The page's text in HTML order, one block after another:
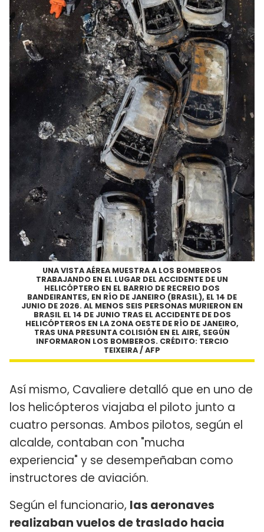
UNA VISTA AÉREA MUESTRA A LOS BOMBEROS
TRABAJANDO EN EL LUGAR DEL ACCIDENTE DE UN
HELICÓPTERO EN EL BARRIO DE RECREIO DOS
BANDEIRANTES, EN RÍO DE JANEIRO (BRASIL), EL 14 DE
JUNIO DE 2026. AL MENOS SEIS PERSONAS MURIERON EN
BRASIL EL 14 DE JUNIO TRAS EL ACCIDENTE DE DOS
HELICÓPTEROS EN LA ZONA OESTE DE RÍO DE JANEIRO,
TRAS UNA PRESUNTA COLISIÓN EN EL AIRE, SEGÚN
INFORMARON LOS BOMBEROS. CRÉDITO: TERCIO
TEIXEIRA / AFP
Así mismo, Cavaliere detalló que en uno de
los helicópteros viajaba el piloto junto a
cuatro personas. Ambos pilotos, según el
alcalde, contaban con "mucha
experiencia" y se desempeñaban como
instructores de aviación.
Según el funcionario, las aeronaves
realizaban vuelos de traslado hacia